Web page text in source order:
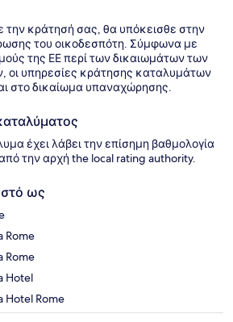
την κράτησή σας, θα υπόκεισθε στην
του οικοδεσπότη. Σύμφωνα με
της ΕΕ περί των δικαιωμάτων των
οι υπηρεσίες κράτησης καταλυμάτων
στο δικαίωμα υπαναχώρησης.
έχει λάβει την επίσημη βαθμολογία
την αρχή the local rating authority.
ως
Rome
Rome
Hotel
Hotel Rome